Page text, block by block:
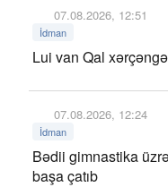
07.08.2026, 12:51
İdman
Lui van Qal
07.08.2026, 12:24
İdman
Bədii gimnastika
başa çatıb